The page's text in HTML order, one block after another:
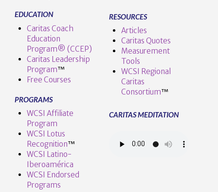
EDUCATION
Caritas Coach
Education
Program® (CCEP)
Caritas Leadership
Program™️
Free Courses
PROGRAMS
WCSI Affiliate
Program
WCSI Lotus
Recognition™️
WCSI Latino-
Iberoamérica
WCSI Endorsed
Programs
RESOURCES
Articles
Caritas Quotes
Measurement
Tools
WCSI Regional
Caritas
Consortium™
CARITAS MEDITATION